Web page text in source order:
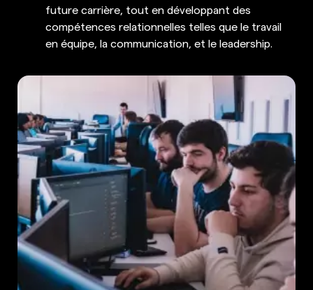
future carrière, tout en développant des
compétences relationnelles telles que le travail
en équipe, la communication, et le leadership.